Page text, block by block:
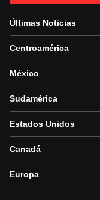
Últimas Noticias
Centroamérica
México
Sudamérica
Estados Unidos
Canadá
Europa